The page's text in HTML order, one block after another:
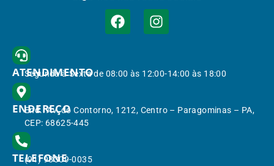
ATENDIMENTO
Segunda à Sexta de 08:00 às 12:00-14:00 às 18:00
ENDEREÇO
End.: Av. do Contorno, 1212, Centro – Paragominas – PA,
CEP: 68625-445
TELEFONE
(91) 98309-0035